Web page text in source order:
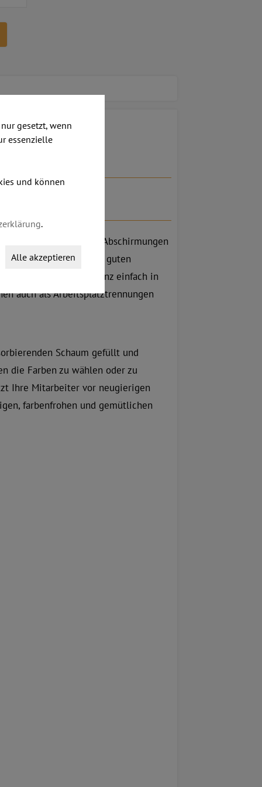
anklicken)
und akustischen Abschirmungen
wählen. Dank der guten
Ihr Büro ganz einfach in
auch als Arbeitsplatztrennungen
Schaum gefüllt und
die Farben zu wählen oder zu
Ihre Mitarbeiter vor neugierigen
farbenfrohen und gemütlichen
gesetzt, wenn
essenzielle
und können
.
Alle akzeptieren